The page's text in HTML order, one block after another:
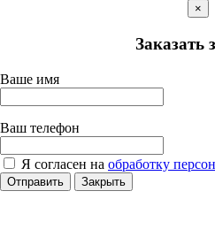
×
Заказать
Ваше имя
Ваш телефон
Я согласен на обработку
Отправить Закрыть